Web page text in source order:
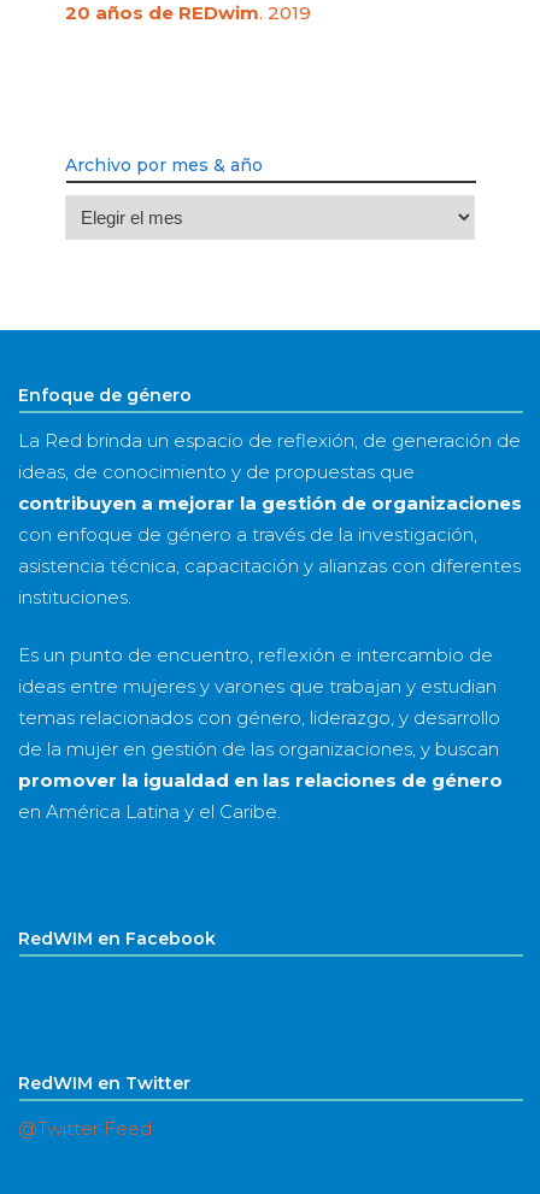
20 años de REDwim. 2019
Archivo por mes & año
Archivo
por
año
Enfoque de género
La Red brinda un espacio de reflexión, de generación de
ideas, de conocimiento y de propuestas que
contribuyen a mejorar la gestión de organizaciones
con enfoque de género a través de la investigación,
asistencia técnica, capacitación y alianzas con diferentes
instituciones.
Es un punto de encuentro, reflexión e intercambio de
ideas entre mujeres y varones que trabajan y estudian
temas relacionados con género, liderazgo, y desarrollo
de la mujer en gestión de las organizaciones, y buscan
promover la igualdad en las relaciones de género
en América Latina y el Caribe.
RedWIM en Facebook
RedWIM en Twitter
@Twitter Feed